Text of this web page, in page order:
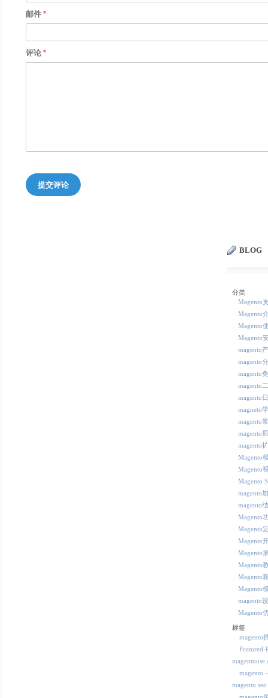
邮件
评论
提交评论
BLOG
分类
Magento
Magento
Magento
Magento
magento
magento
magento
magento
magento
magneto
magento
magento
magento
Magento
Magento
Magento
magento
magento
Magento
Magento
Magento
Magento
Magento
Magento
Magento
magento
Magento
标签
magento
Featured-
magento
magento seo